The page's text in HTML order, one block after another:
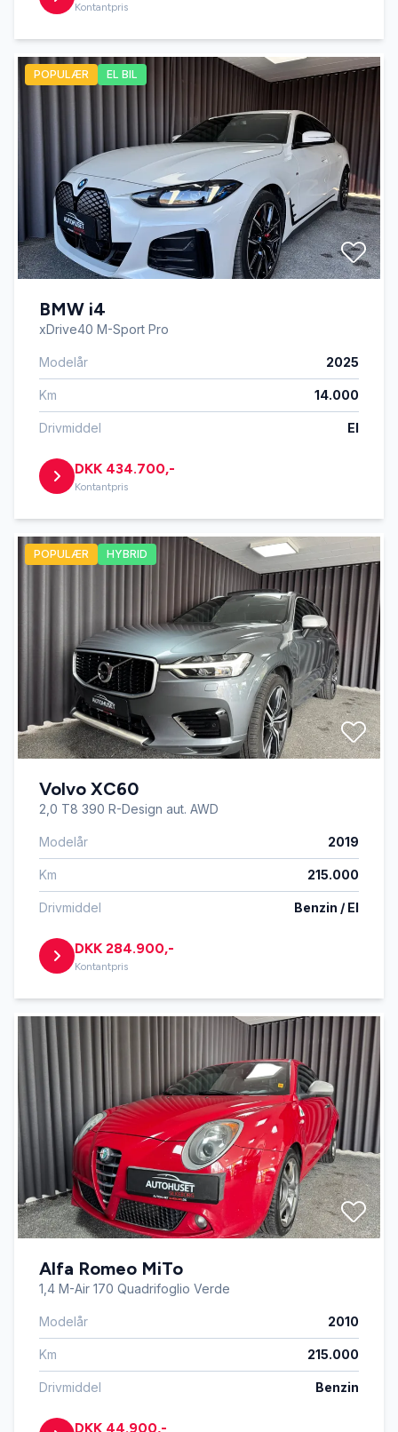
Kontantpris
POPULÆR EL BIL
BMW i4
xDrive40 M-Sport Pro
Modelår 2025
Km 14.000
Drivmiddel El
DKK 434.700,-
Kontantpris
POPULÆR HYBRID
Volvo XC60
2,0 T8 390 R-Design aut. AWD
Modelår 2019
Km 215.000
Drivmiddel Benzin / El
DKK 284.900,-
Kontantpris
Alfa Romeo MiTo
1,4 M-Air 170 Quadrifoglio Verde
Modelår 2010
Km 215.000
Drivmiddel Benzin
DKK 44.900,-